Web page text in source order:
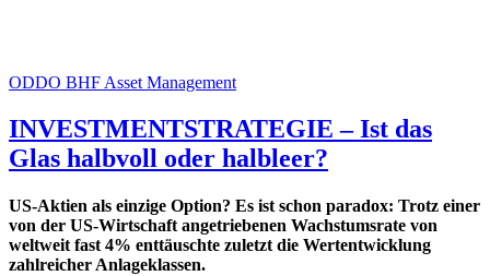
ODDO BHF Asset Management
INVESTMENTSTRATEGIE – Ist das
Glas halbvoll oder halbleer?
US-Aktien als einzige Option? Es ist schon paradox: Trotz einer
von der US-Wirtschaft angetriebenen Wachstumsrate von
weltweit fast 4% enttäuschte zuletzt die Wertentwicklung
zahlreicher Anlageklassen.